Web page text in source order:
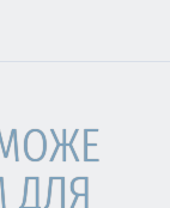
ДЛЯ